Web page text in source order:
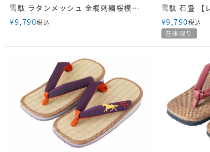
雪駄 ラタンメッシュ 金襴刺繍桜模様 花緒 【レディース】｜R241｜桃色
¥9,790税込
雪駄 石畳 【
¥9,790税込
在庫限り